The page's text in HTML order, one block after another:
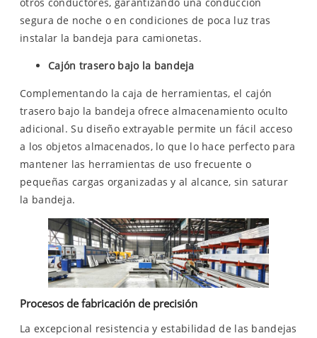
segura de noche o en condiciones de poca luz tras
instalar la bandeja para camionetas.
Cajón trasero bajo la bandeja
Complementando la caja de herramientas, el cajón
trasero bajo la bandeja ofrece almacenamiento oculto
adicional. Su diseño extrayable permite un fácil acceso
a los objetos almacenados, lo que lo hace perfecto para
mantener las herramientas de uso frecuente o
pequeñas cargas organizadas y al alcance, sin saturar
la bandeja.
Procesos de fabricación de precisión
La excepcional resistencia y estabilidad de las bandejas